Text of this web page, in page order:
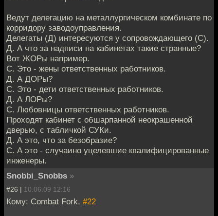
Ведут делегацию на металлургическом комбинате по
корридору заводоуправления.
Делегаты (Д) интересуются у сопровождающего (С).
Д. А что за надписи на кабинетах такие странные?
Вот ЖОРы например.
С. Это - жены ответственных работников.
Д. А ДОРы?
С. Это - дети ответственных работников.
Д. А ЛОРы?
С. Любовницы ответственных работников.
Проходят кабинет с обшарпанной неокрашенной
дверью, с табличкой СУКи.
Д. А это, что за безобразие?
С. А это - случаино уцелевшие квалифицированные
инженеры.
Snobbi_Snobbs »
#26 | 10.06.09 12:16
Кому: Combat Fork, #22